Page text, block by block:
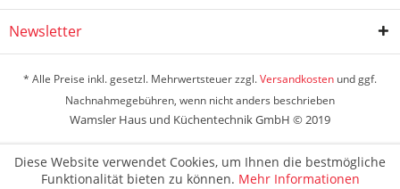
Newsletter
* Alle Preise inkl. gesetzl. Mehrwertsteuer zzgl.Versandkosten und ggf.
Nachnahmegebühren, wenn nicht anders beschrieben
Wamsler Haus und Küchentechnik GmbH © 2019
Diese Website verwendet Cookies, um Ihnen die bestmögliche
Funktionalität bieten zu können. Mehr Informationen